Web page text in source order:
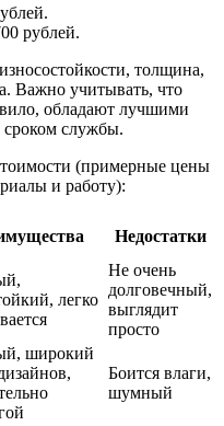
рублей.
толщина,
Важно учитывать, что
обладают лучшими
сроком службы.
(примерные цены
и работу):
Недостатки
легко
Не очень
долговечный,
выглядит
просто
широкий
Боится влаги,
шумный